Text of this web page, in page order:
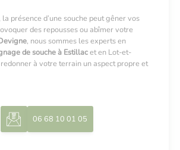
présence d’une souche peut gêner vos
des repousses ou abîmer votre
, nous sommes les experts en
de souche à Estillacet en Lot-et-
à votre terrain un aspect propre et
06 68 10 01 05